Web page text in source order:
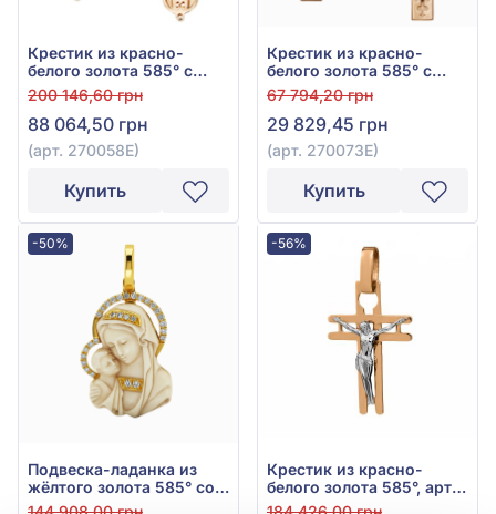
Крестик из красно-
белого золота 585° с
чёрным фианитом (куб.
цирконий) и эмалью,
арт. 270058Е
200 146,60 грн
88 064,50 грн
(арт. 270058Е)
Купить
Крестик из красно-
белого золота 585° с
чёрным фианитом (куб.
цирконий) и эмалью,
арт. 270073Е
67 794,20 грн
29 829,45 грн
(арт. 270073Е)
Купить
-50%
Подвеска-ладанка из
жёлтого золота 585° со
слоновой костью и
-56%
Крестик из красно-
белого золота 585°, арт.
Кр1500